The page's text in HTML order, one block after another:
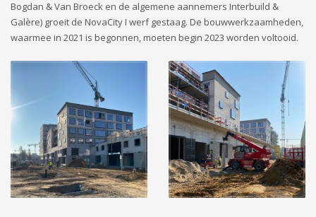
Bogdan & Van Broeck en de algemene aannemers Interbuild &
Galère) groeit de NovaCity I werf gestaag. De bouwwerkzaamheden,
waarmee in 2021 is begonnen, moeten begin 2023 worden voltooid.